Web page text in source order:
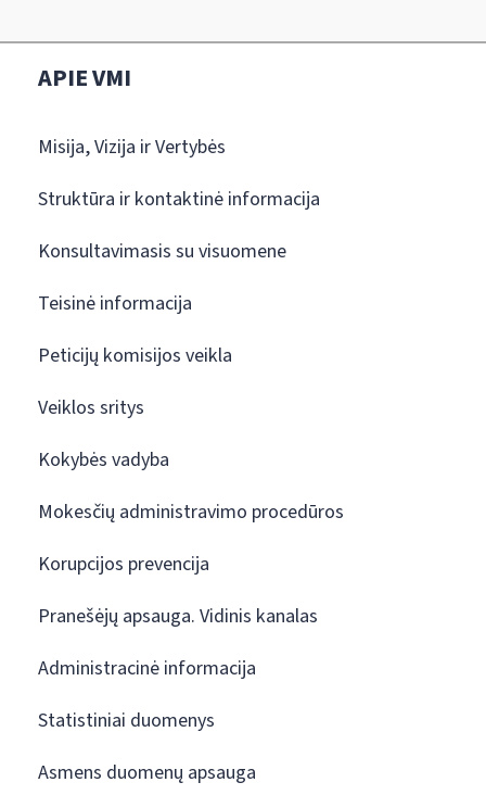
APIE VMI
Misija, Vizija ir Vertybės
Struktūra ir kontaktinė informacija
Konsultavimasis su visuomene
Teisinė informacija
Peticijų komisijos veikla
Veiklos sritys
Kokybės vadyba
Mokesčių administravimo procedūros
Korupcijos prevencija
Pranešėjų apsauga. Vidinis kanalas
Administracinė informacija
Statistiniai duomenys
Asmens duomenų apsauga